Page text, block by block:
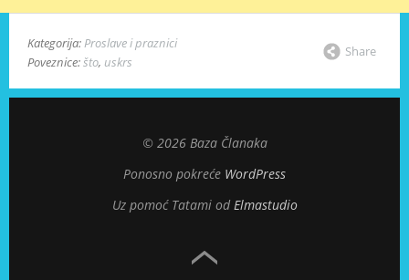
Kategorija: Proslave i praznici
Poveznice: što, uskrs
Share
© 2026 Baza Članaka
Ponosno pokreće WordPress
Uz pomoć Tatami od Elmastudio